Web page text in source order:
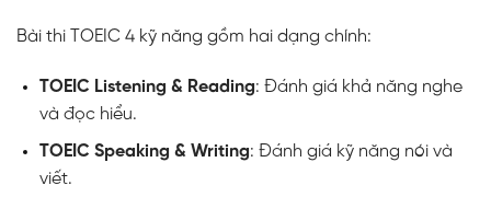
Bài thi TOEIC 4 kỹ năng gồm hai dạng chính:
TOEIC Listening & Reading: Đánh giá khả năng nghe
và đọc hiểu.
TOEIC Speaking & Writing: Đánh giá kỹ năng nói và
viết.